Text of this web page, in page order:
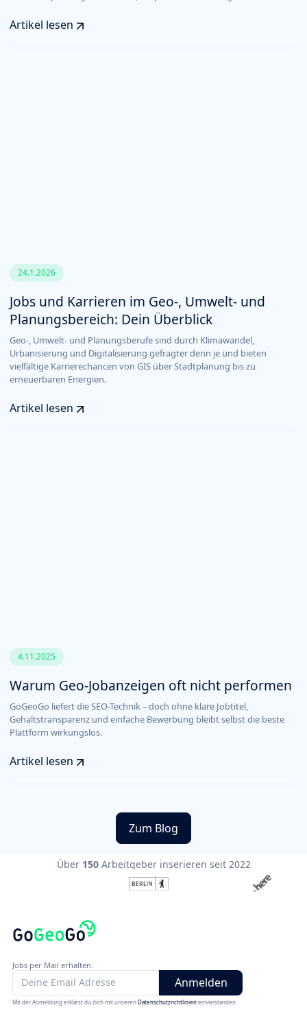
Artikel lesen
24.1.2026
Jobs und Karrieren im Geo-, Umwelt- und
Planungsbereich: Dein Überblick
Geo-, Umwelt- und Planungsberufe sind durch Klimawandel,
Urbanisierung und Digitalisierung gefragter denn je und bieten
vielfältige Karrierechancen von GIS über Stadtplanung bis zu
erneuerbaren Energien.
Artikel lesen
4.11.2025
Warum Geo-Jobanzeigen oft nicht performen
GoGeoGo liefert die SEO-Technik – doch ohne klare Jobtitel,
Gehaltstransparenz und einfache Bewerbung bleibt selbst die beste
Plattform wirkungslos.
Artikel lesen
Zum Blog
Über150 Arbeitgeber inserieren seit 2022
Jobs per Mail erhalten.
Mit der Anmeldung erklärst du dich mit unserenDatenschutzrichtlinieneinverstanden.